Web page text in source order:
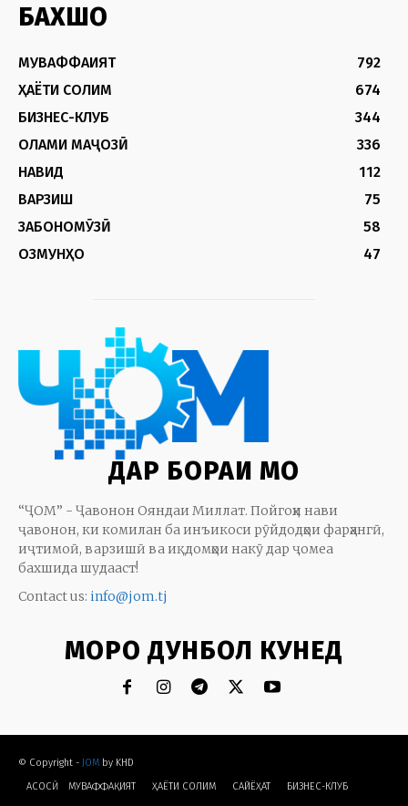
БАХШҲО
МУВАФФАҚИЯТ
792
ҲАЁТИ СОЛИМ
674
БИЗНЕС-КЛУБ
344
ОЛАМИ МАҶОЗӢ
336
НАВИД
112
ВАРЗИШ
75
ЗАБОНОМӮЗӢ
58
ОЗМУНҲО
47
ДАР БОРАИ МО
“ҶОМ” - Ҷавонон Ояндаи Миллат. Пойгоҳи нави
ҷавонон, ки комилан ба инъикоси рӯйдодҳои фарҳангӣ,
иҷтимоӣ, варзишӣ ва иқдомҳои накӯ дар ҷомеа
бахшида шудааст!
Contact us: info@jom.tj
МОРО ДУНБОЛ КУНЕД
© Copyright - JOM by KHD
АСОСӢ
МУВАФФАҚИЯТ ҲАЁТИ СОЛИМ CАЙЁҲАТ БИЗНЕС-КЛУБ